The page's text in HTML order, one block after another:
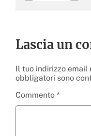
Lascia un
Il tuo indirizzo email
obbligatori sono
Commento *